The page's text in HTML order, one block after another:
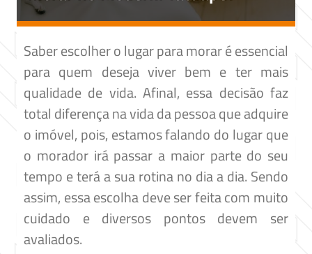
Saber escolher o lugar para morar é essencial
para quem deseja viver bem e ter mais
qualidade de vida. Afinal, essa decisão faz
total diferença na vida da pessoa que adquire
o imóvel, pois, estamos falando do lugar que
o morador irá passar a maior parte do seu
tempo e terá a sua rotina no dia a dia. Sendo
assim, essa escolha deve ser feita com muito
cuidado e diversos pontos devem ser
avaliados.